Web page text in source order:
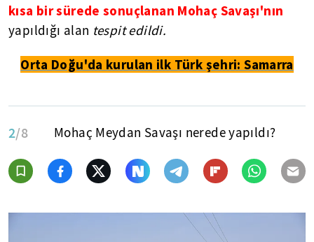
kısa bir sürede sonuçlanan Mohaç Savaşı'nın
yapıldığı alan tespit edildi.
Orta Doğu'da kurulan ilk Türk şehri: Samarra
2/8 Mohaç Meydan Savaşı nerede yapıldı?